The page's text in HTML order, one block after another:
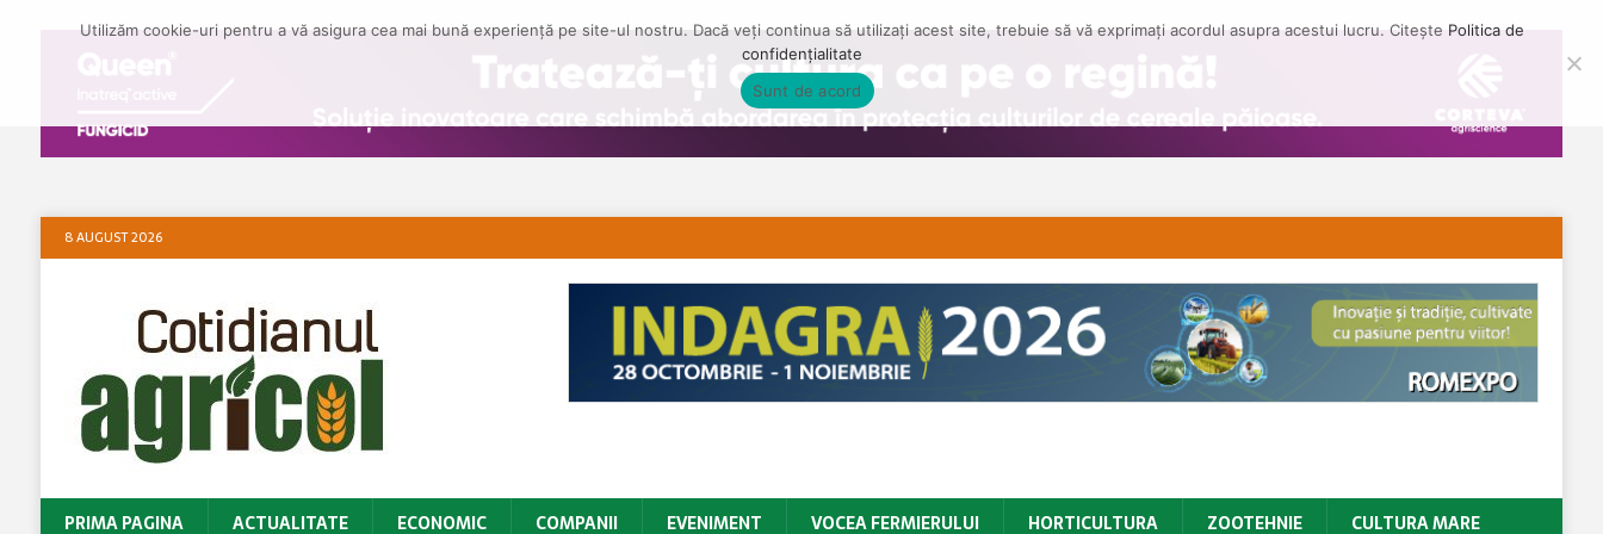
8 AUGUST 2026
PRIMA PAGINA ACTUALITATE ECONOMIC COMPANII EVENIMENT VOCEA FERMIERULUI HORTICULTURA ZOOTEHNIE
CULTURA MARE
Utilizăm cookie-uri pentru a vă asigura cea mai bună experiență pe site-ul nostru. Dacă veți continua să utilizați acest site, trebuie să vă exprimați acordul asupra acestui lucru. Citește Politica de
confidențialitate
Sunt de acord